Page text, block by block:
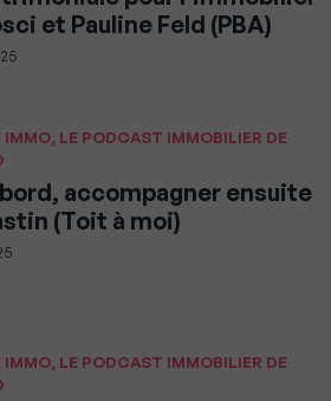
et Pauline Feld (PBA)
LE PODCAST IMMOBILIER DE
accompagner ensuite
(Toit à moi)
LE PODCAST IMMOBILIER DE